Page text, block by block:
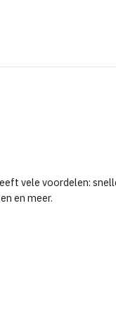
vele voordelen:
en meer.